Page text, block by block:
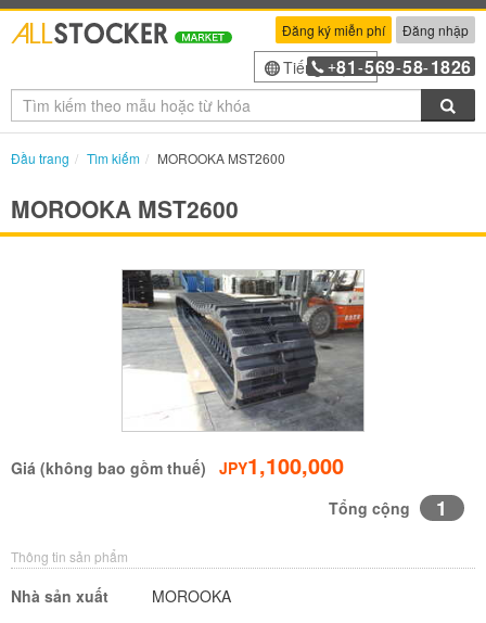
Đăng ký miễn phí Đăng nhập
Tiếng Việt
+81 -569-58-1826
Đầu trang Tìm kiếm MOROOKA MST2600
MOROOKA MST2600
Giá (không bao gồm thuế) JPY1,100,000
Tổng cộng 1
Thông tin sản phẩm
Nhà sản xuất
MOROOKA